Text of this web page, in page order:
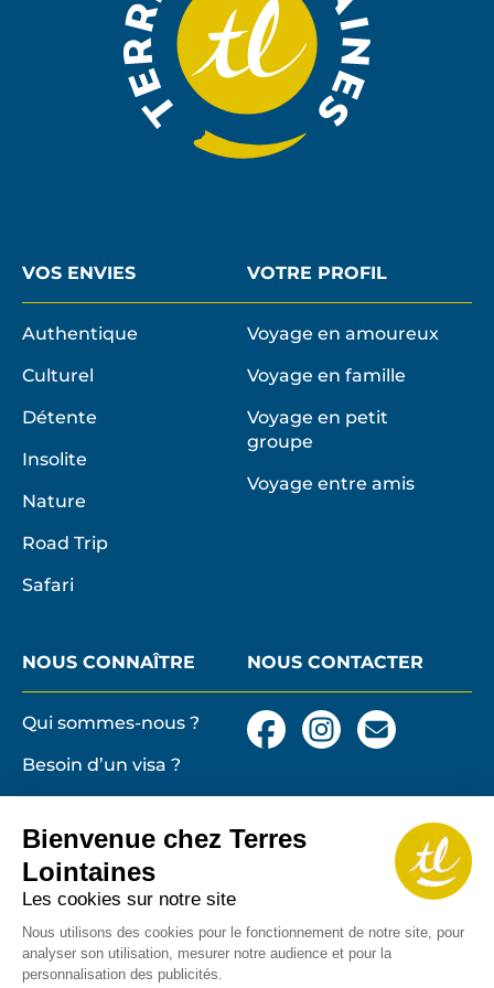
Bienvenue chez Terres
Lointaines
Les cookies sur notre site
Nous utilisons des cookies pour le fonctionnement de notre site, pour
analyser son utilisation, mesurer notre audience et pour la
personnalisation des publicités.
VOS ENVIES
Authentique
Culturel
Détente
Insolite
Nature
Road Trip
Safari
VOTRE PROFIL
Voyage en amoureux
Voyage en famille
Voyage en petit
groupe
Voyage entre amis
NOUS CONNAÎTRE
Qui sommes-nous ?
Besoin d’un visa ?
et particulières de
vente
Mentions légales,
Protection des
NOUS CONTACTER
FacebookInstagram
Nous
contacter
email
de